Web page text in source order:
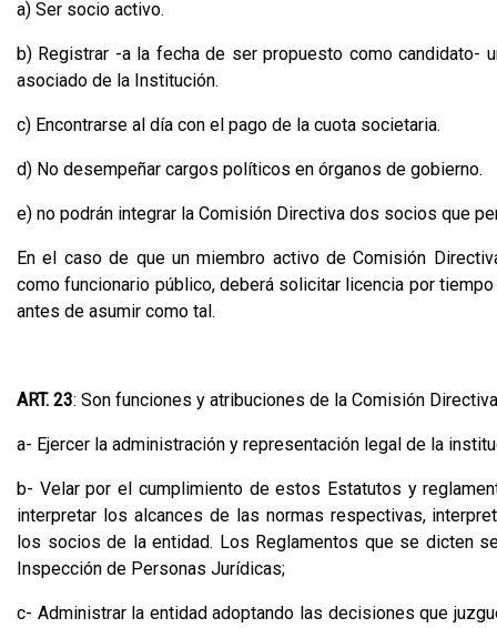
a) Ser socio activo.
b) Registrar -a la fecha de ser propuesto como candidato-
asociado de la Institución.
c) Encontrarse al día con el pago de la cuota societaria.
d) No desempeñar cargos políticos en órganos de gobierno.
e) no podrán integrar la Comisión Directiva dos socios que
En el caso de que un miembro activo de Comisión
como funcionario público, deberá solicitar licencia por
antes de asumir como tal.
ART. 23: Son funciones y atribuciones de la Comisión
a- Ejercer la administración y representación legal de la
b- Velar por el cumplimiento de estos Estatutos y
interpretar los alcances de las normas respectivas,
los socios de la entidad. Los Reglamentos que se dicten
Inspección de Personas Jurídicas;
c- Administrar la entidad adoptando las decisiones que